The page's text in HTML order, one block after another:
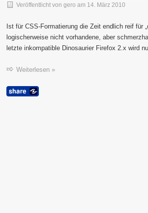
Veröffentlicht von gero am 14. März 2010
Ist für CSS-Formatierung die Zeit endlich reif für
logischerweise nicht vorhandene, aber
letzte inkompatible Dinosaurier Firefox 2.x wird
Weiterlesen »